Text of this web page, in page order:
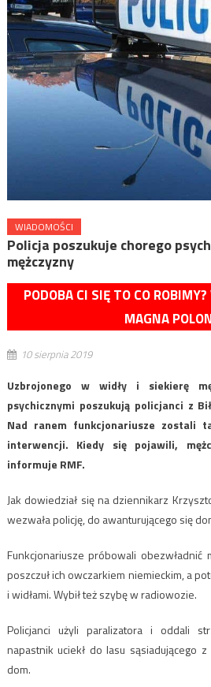
WIADOMOŚCI
Policja poszukuje chorego
mężczyzny
PODOBA CI SIĘ TO CO
MAGNA
10 sierpnia 2019
Uzbrojonego w widły i siekierę
psychicznymi poszukują policjanci z
Nad ranem funkcjonariusze zostali
interwencji. Kiedy się pojawili,
informuje RMF.
Jak dowiedział się na dziennikarz
wezwała policję, do awanturującego się
Funkcjonariusze próbowali obezwładnić
poszczuł ich owczarkiem niemieckim, a
i widłami. Wybił też szybę w radiowozie.
Policjanci użyli paralizatora i oddali
napastnik uciekł do lasu sąsiadującego
dom.